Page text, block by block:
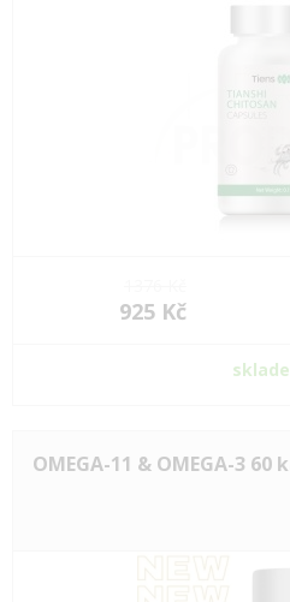
925 Kč
OMEGA-11 & OMEGA-3 60